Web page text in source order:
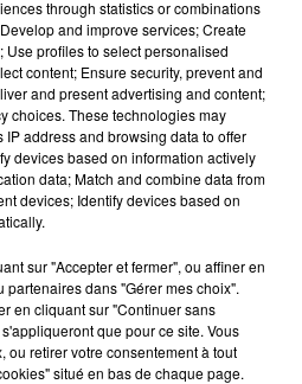
ce détenu mineur est
en novembre dernier
de sécurité"aprèssix
de disciplinepour"des
des insultes ou encore des
réclament que soient prises
fermes, rapides et
through statistics or combinations
and improve services; Create
profiles to select personalised
content; Ensure security, prevent and
and present advertising and content;
choices. These technologies may
address and browsing data to offer
devices based on information actively
data; Match and combine data from
devices; Identify devices based on
sur "Accepter et fermer", ou affiner en
dans "Gérer mes choix".
en cliquant sur "Continuer sans
que pour ce site. Vous
ou retirer votre consentement à tout
situé en bas de chaque page.